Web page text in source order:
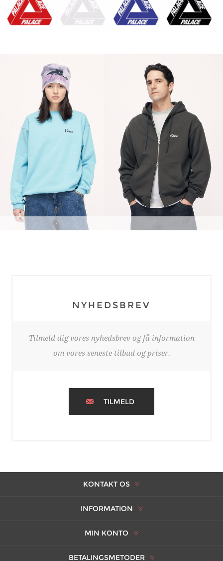
NYHEDSBREV
Tilmeld dig vores nyhedsbrev og få information
om vores seneste tilbud og priser.
TILMELD
KONTAKT OS
INFORMATION
MIN KONTO
BETALINGSMETODER